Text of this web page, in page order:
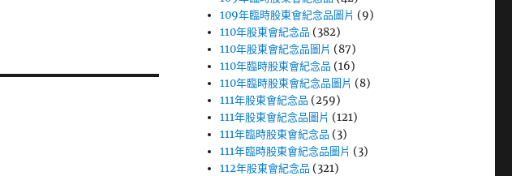
109年臨時股東會紀念品圖片 (9)
110年股東會紀念品 (382)
110年股東會紀念品圖片 (87)
110年臨時股東會紀念品 (16)
110年臨時股東會紀念品圖片 (8)
111年股東會紀念品 (259)
111年股東會紀念品圖片 (121)
111年臨時股東會紀念品 (3)
111年臨時股東會紀念品圖片 (3)
112年股東會紀念品 (321)